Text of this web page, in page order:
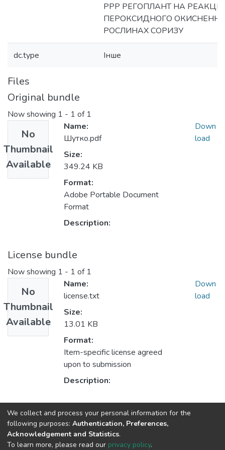
РРР РЕГОПЛАНТ НА РЕАКЦІЇ
ПЕРОКСИДНОГО ОКИСНЕННЯ
РОСЛИНАХ СОРИЗУ
dc.type Інше
Files
Original bundle
Now showing 1 - 1 of 1
No
Thumbnail
Available
Name:
Шутко.pdf
Size:
349.24 KB
Format:
Adobe Portable Document
Format
Description:
Down
load
License bundle
Now showing 1 - 1 of 1
No
Thumbnail
Available
Name:
license.txt
Size:
13.01 KB
Format:
Item-specific license agreed
upon to submission
Description:
Down
load
Collections
Кафедра садово-паркового господарства
We collect and process your personal information for the
following purposes: Authentication, Preferences,
Acknowledgement and Statistics.
To learn more, please read our privacy policy.